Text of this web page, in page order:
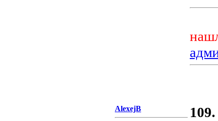
AlexejB
109.